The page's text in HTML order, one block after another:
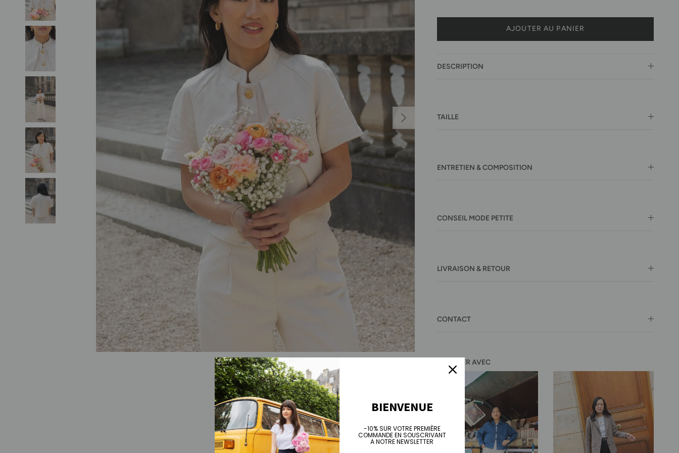
Suivant
AJOUTER AU PANIER
DESCRIPTION
TAILLE
ENTRETIEN & COMPOSITION
CONSEIL MODE PETITE
LIVRAISON & RETOUR
CONTACT
A PORTER AVEC
BIENVENUE
-10% SUR VOTRE PREMIÈRE
COMMANDE EN SOUSCRIVANT
A NOTRE NEWSLETTER